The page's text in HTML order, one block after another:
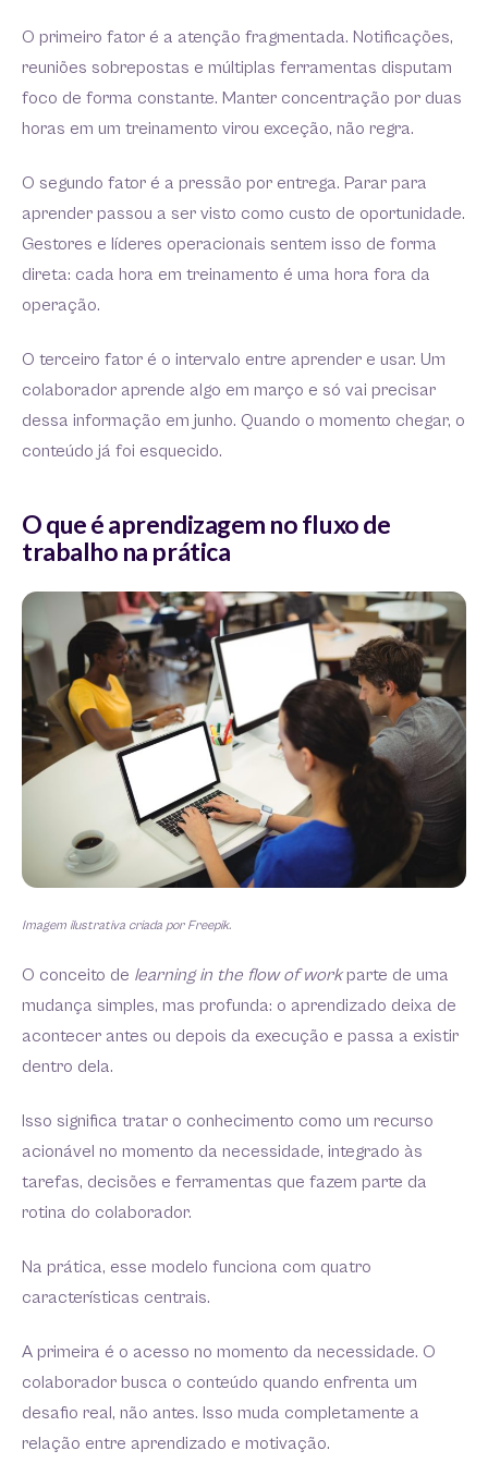
O primeiro fator é a atenção fragmentada. Notificações,
reuniões sobrepostas e múltiplas ferramentas disputam
foco de forma constante. Manter concentração por duas
horas em um treinamento virou exceção, não regra.
O segundo fator é a pressão por entrega. Parar para
aprender passou a ser visto como custo de oportunidade.
Gestores e líderes operacionais sentem isso de forma
direta: cada hora em treinamento é uma hora fora da
operação.
O terceiro fator é o intervalo entre aprender e usar. Um
colaborador aprende algo em março e só vai precisar
dessa informação em junho. Quando o momento chegar, o
conteúdo já foi esquecido.
O que é aprendizagem no fluxo de
trabalho na prática
Imagem ilustrativa criada por Freepik.
O conceito de learning in the flow of workparte de uma
mudança simples, mas profunda: o aprendizado deixa de
acontecer antes ou depois da execução e passa a existir
dentro dela.
Isso significa tratar o conhecimento como um recurso
acionável no momento da necessidade, integrado às
tarefas, decisões e ferramentas que fazem parte da
rotina do colaborador.
Na prática, esse modelo funciona com quatro
características centrais.
A primeira é o acesso no momento da necessidade. O
colaborador busca o conteúdo quando enfrenta um
desafio real, não antes. Isso muda completamente a
relação entre aprendizado e motivação.